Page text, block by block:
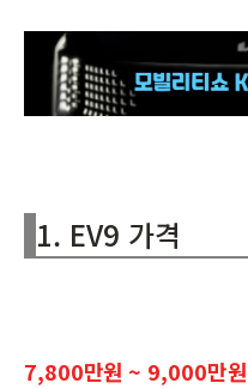
1. EV9 가격
7,800만원 ~ 9,000만